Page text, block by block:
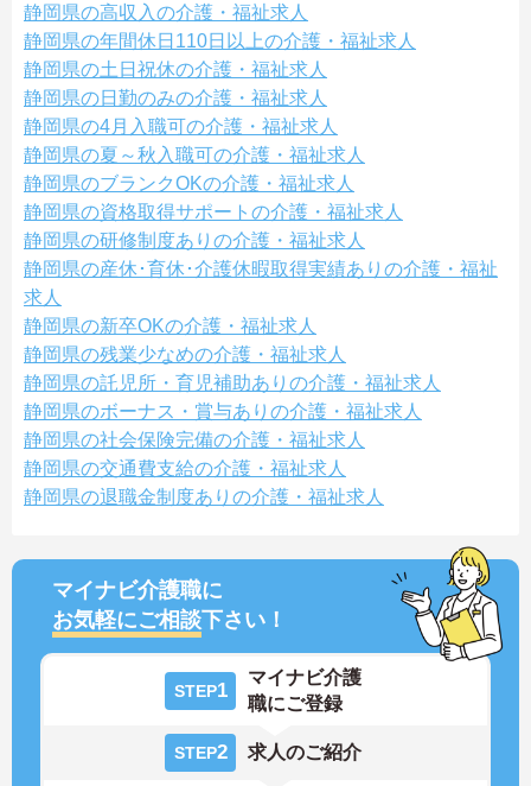
静岡県の高収入の介護・福祉求人
静岡県の年間休日110日以上の介護・福祉求人
静岡県の土日祝休の介護・福祉求人
静岡県の日勤のみの介護・福祉求人
静岡県の4月入職可の介護・福祉求人
静岡県の夏～秋入職可の介護・福祉求人
静岡県のブランクOKの介護・福祉求人
静岡県の資格取得サポートの介護・福祉求人
静岡県の研修制度ありの介護・福祉求人
静岡県の産休･育休･介護休暇取得実績ありの介護・福祉
求人
静岡県の新卒OKの介護・福祉求人
静岡県の残業少なめの介護・福祉求人
静岡県の託児所・育児補助ありの介護・福祉求人
静岡県のボーナス・賞与ありの介護・福祉求人
静岡県の社会保険完備の介護・福祉求人
静岡県の交通費支給の介護・福祉求人
静岡県の退職金制度ありの介護・福祉求人
マイナビ介護職に
お気軽にご相談下さい！
STEP1
マイナビ介護
職にご登録
STEP2 求人のご紹介